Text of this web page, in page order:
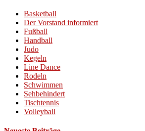
Basketball
Der Vorstand informiert
Fußball
Handball
Judo
Kegeln
Line Dance
Rodeln
Schwimmen
Sehbehindert
Tischtennis
Volleyball